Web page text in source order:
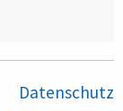
Datenschutz